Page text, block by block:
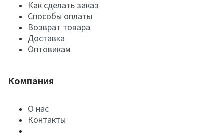
Как сделать заказ
Способы оплаты
Возврат товара
Доставка
Оптовикам
Компания
О нас
Контакты